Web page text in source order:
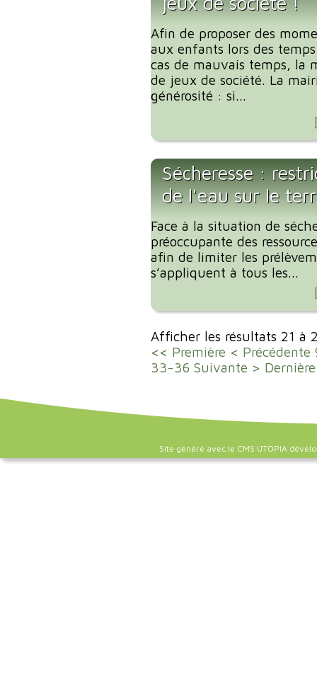
Afin de proposer des
aux enfants lors des
cas de mauvais temps, la
de jeux de société. La
générosité : si...
Sécheresse :
de l'eau sur le
Face à la situation de
préoccupante des
afin de limiter les
s’appliquent à tous les...
Afficher les résultats 21 à
<< Première < Précédente
33-36 Suivante >
Site généré avec le CMS UTOPIA